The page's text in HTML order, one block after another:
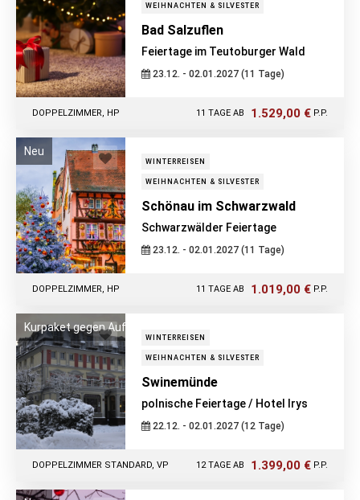
WEIHNACHTEN & SILVESTER
Bad Salzuflen
Feiertage im Teutoburger Wald
23.12. - 02.01.2027 (11 Tage)
11 TAGE AB 1.529,00 € P.P.
DOPPELZIMMER, HP
Neu
WINTERREISEN
WEIHNACHTEN & SILVESTER
Schönau im Schwarzwald
Schwarzwälder Feiertage
23.12. - 02.01.2027 (11 Tage)
11 TAGE AB 1.019,00 € P.P.
DOPPELZIMMER, HP
Kurpaket gegen Aufpreis zubuchbar!
WINTERREISEN
WEIHNACHTEN & SILVESTER
Swinemünde
polnische Feiertage / Hotel Irys
22.12. - 02.01.2027 (12 Tage)
12 TAGE AB 1.399,00 € P.P.
DOPPELZIMMER STANDARD, VP